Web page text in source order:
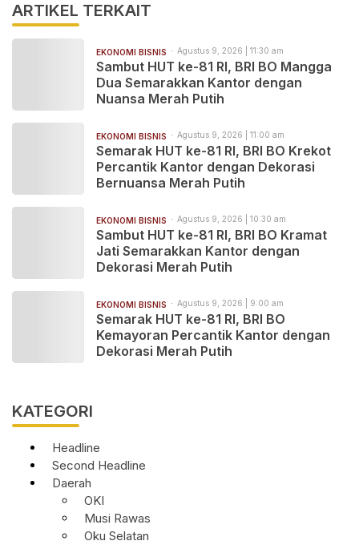
ARTIKEL TERKAIT
EKONOMI BISNIS Agustus 9, 2026 | 11:30 am
Sambut HUT ke-81 RI, BRI BO Mangga
Dua Semarakkan Kantor dengan
Nuansa Merah Putih
EKONOMI BISNIS Agustus 9, 2026 | 11:00 am
Semarak HUT ke-81 RI, BRI BO Krekot
Percantik Kantor dengan Dekorasi
Bernuansa Merah Putih
EKONOMI BISNIS Agustus 9, 2026 | 10:30 am
Sambut HUT ke-81 RI, BRI BO Kramat
Jati Semarakkan Kantor dengan
Dekorasi Merah Putih
EKONOMI BISNIS Agustus 9, 2026 | 9:00 am
Semarak HUT ke-81 RI, BRI BO
Kemayoran Percantik Kantor dengan
Dekorasi Merah Putih
KATEGORI
Headline
Second Headline
Daerah
OKI
Musi Rawas
Oku Selatan